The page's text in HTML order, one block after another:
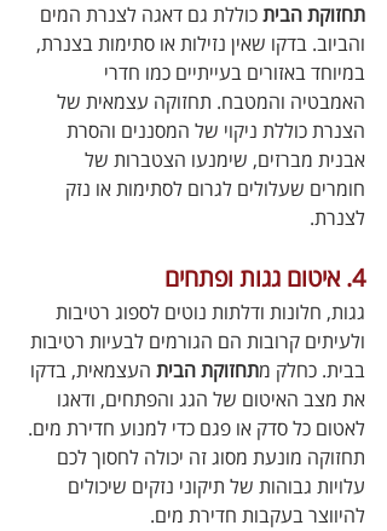
תחזוקת הבית כוללת גם דאגה לצנרת המים
והביוב. בדקו שאין נזילות או סתימות בצנרת,
במיוחד באזורים בעייתיים כמו חדרי
האמבטיה והמטבח. תחזוקה עצמאית של
הצנרת כוללת ניקוי של המסננים והסרת
אבנית מברזים, שימנעו הצטברות של
חומרים שעלולים לגרום לסתימות או נזק
לצנרת.
4. איטום גגות ופתחים
גגות, חלונות ודלתות נוטים לספוג רטיבות
ולעיתים קרובות הם הגורמים לבעיות רטיבות
בבית. כחלק מתחזוקת הבית העצמאית, בדקו
את מצב האיטום של הגג והפתחים, ודאגו
לאטום כל סדק או פגם כדי למנוע חדירת מים.
תחזוקה מונעת מסוג זה יכולה לחסוך לכם
עלויות גבוהות של תיקוני נזקים שיכולים
להיווצר בעקבות חדירת מים.